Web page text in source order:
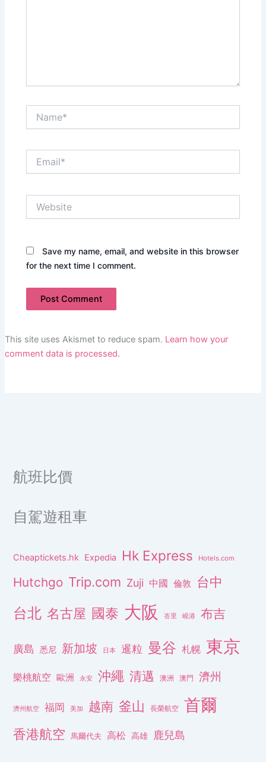
Save my name, email, and website in this browser
for the next time I comment.
This site uses Akismet to reduce spam. Learn how your
comment data is processed.
航班比價
自駕遊租車
Cheaptickets.hk Expedia Hk Express Hotels.com
Hutchgo Trip.com Zuji 中國 倫敦 台中
台北 名古屋 國泰 大阪 峇里 峴港 布吉
廣島 悉尼 新加坡 日本 暹粒 曼谷 札幌 東京
樂桃航空 歐洲 永安 沖繩 清邁 澳洲 澳門 濟州
濟州航空 福岡 美加 越南 釜山 長榮航空 首爾
香港航空 馬爾代夫 高松 高雄 鹿兒島